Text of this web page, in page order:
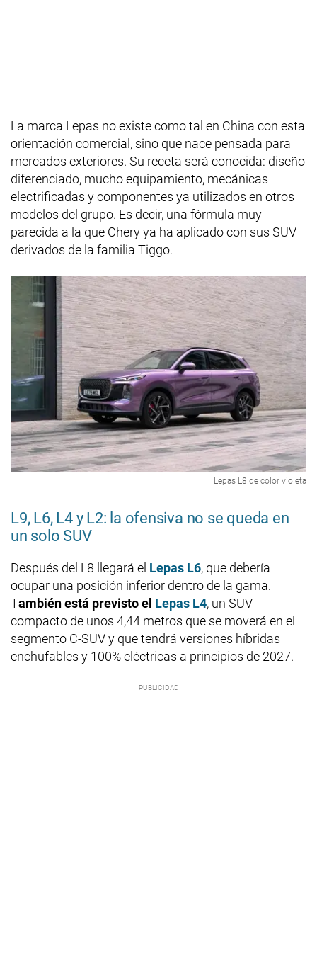
La marca Lepas no existe como tal en China con esta
orientación comercial, sino que nace pensada para
mercados exteriores. Su receta será conocida: diseño
diferenciado, mucho equipamiento, mecánicas
electrificadas y componentes ya utilizados en otros
modelos del grupo. Es decir, una fórmula muy
parecida a la que Chery ya ha aplicado con sus SUV
derivados de la familia Tiggo.
Lepas L8 de color violeta
L9, L6, L4 y L2: la ofensiva no se queda en
un solo SUV
Después del L8 llegará el Lepas L6, que debería
ocupar una posición inferior dentro de la gama.
También está previsto el Lepas L4, un SUV
compacto de unos 4,44 metros que se moverá en el
segmento C-SUV y que tendrá versiones híbridas
enchufables y 100% eléctricas a principios de 2027.